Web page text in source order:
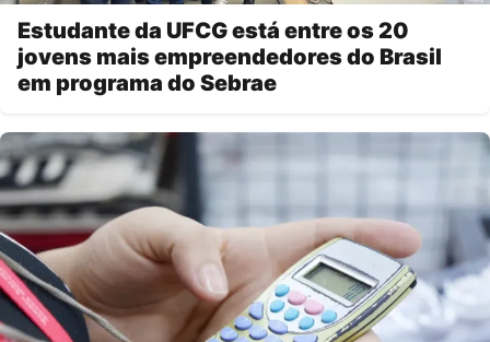
Estudante da UFCG está entre os 20
jovens mais empreendedores do Brasil
em programa do Sebrae